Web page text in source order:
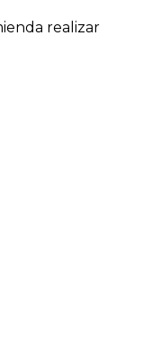
realizar